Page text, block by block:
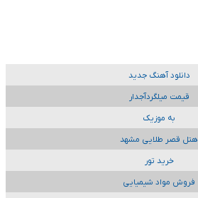
دانلود آهنگ جدید
قیمت میلگردآجدار
به موزیک
هتل قصر طلایی مشهد
خرید تور
فروش مواد شیمیایی